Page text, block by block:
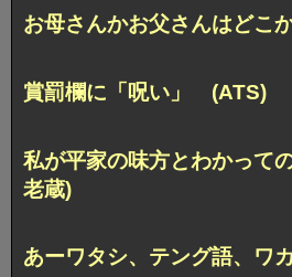
お母さんかお父さんはどこ
賞罰欄に「呪い」 (ATS)
私が平家の味方とわかって
老蔵)
あーワタシ、テング語、ワ